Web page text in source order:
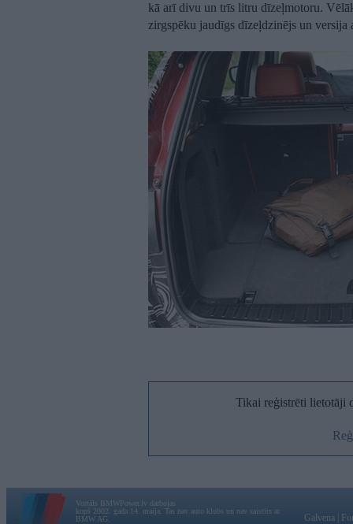
kā arī divu un trīs litru dīzeļmotoru.
zirgspēku jaudīgs dīzeļdzinējs un versija
Tikai reģistrēti lietotāji
Vortāls BMWPower.lv darbojas
kopš 2002. gada 14. maija. Tas nav auto klubs un nav saistīts ar
BMW AG.
Galvena